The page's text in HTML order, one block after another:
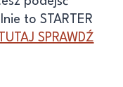
to STARTER
TUTAJ SPRAWDŹ